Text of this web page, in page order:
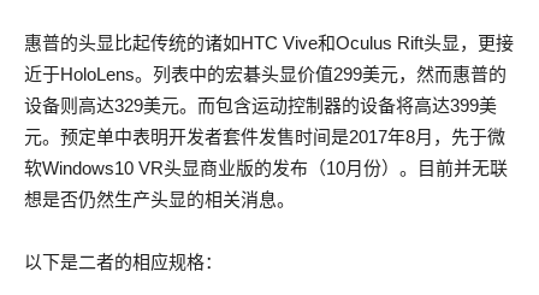
惠普的头显比起传统的诸如HTC Vive和Oculus Rift头显，更接
近于HoloLens。列表中的宏碁头显价值299美元，然而惠普的
设备则高达329美元。而包含运动控制器的设备将高达399美
元。预定单中表明开发者套件发售时间是2017年8月，先于微
软Windows10 VR头显商业版的发布（10月份）。目前并无联
想是否仍然生产头显的相关消息。
以下是二者的相应规格：